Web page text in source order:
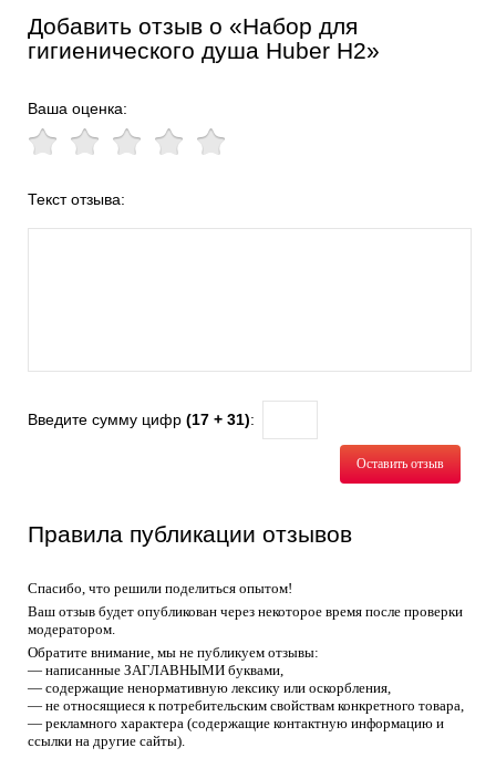
Добавить отзыв о «Набор для
гигиенического душа Huber H2»
Ваша оценка:
Текст отзыва:
Введите сумму цифр (17 + 31):
Оставить отзыв
Правила публикации отзывов
Спасибо, что решили поделиться опытом!
Ваш отзыв будет опубликован через некоторое время после проверки
модератором.
Обратите внимание, мы не публикуем отзывы:
— написанные ЗАГЛАВНЫМИ буквами,
— содержащие ненормативную лексику или оскорбления,
— не относящиеся к потребительским свойствам конкретного товара,
— рекламного характера (содержащие контактную информацию и
ссылки на другие сайты).